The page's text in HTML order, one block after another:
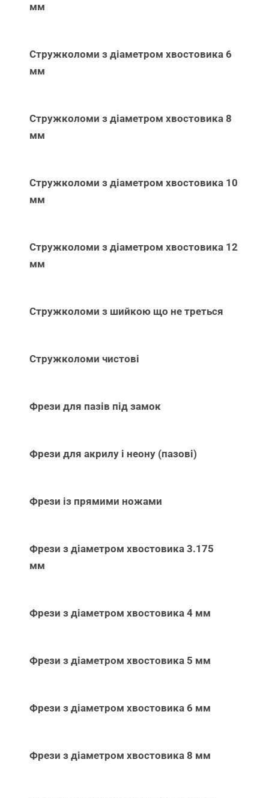
мм
Стружколоми з діаметром хвостовика 6
мм
Стружколоми з діаметром хвостовика 8
мм
Стружколоми з діаметром хвостовика 10
мм
Стружколоми з діаметром хвостовика 12
мм
Стружколоми з шийкою що не треться
Стружколоми чистові
Фрези для пазів під замок
Фрези для акрилу і неону (пазові)
Фрези із прямими ножами
Фрези з діаметром хвостовика 3.175
мм
Фрези з діаметром хвостовика 4 мм
Фрези з діаметром хвостовика 5 мм
Фрези з діаметром хвостовика 6 мм
Фрези з діаметром хвостовика 8 мм